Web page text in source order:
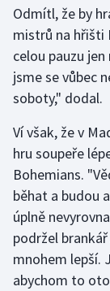
Sportovní
Stolní tenis
Triatlon
Veslování
Vodní slalom
Volejbal
Ostatní
Odmítl, že by
mistrů na hřišti
celou pauzu
jsme se vůbec
soboty," dodal.
Ví však, že v
hru soupeře
Bohemians.
běhat a budou
úplně
podržel
mnohem lepší.
abychom to